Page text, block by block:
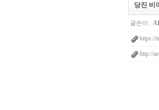
당진 비
글쓴이 :
https://
http://